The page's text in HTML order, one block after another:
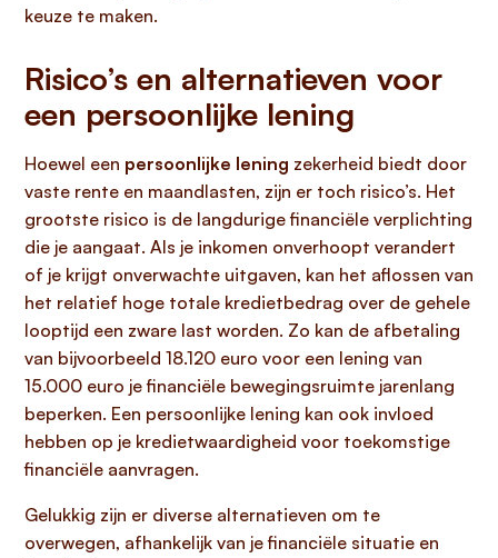
keuze te maken.
Risico’s en alternatieven voor
een persoonlijke lening
Hoewel een persoonlijke lening zekerheid biedt door
vaste rente en maandlasten, zijn er toch risico’s. Het
grootste risico is de langdurige financiële verplichting
die je aangaat. Als je inkomen onverhoopt verandert
of je krijgt onverwachte uitgaven, kan het aflossen van
het relatief hoge totale kredietbedrag over de gehele
looptijd een zware last worden. Zo kan de afbetaling
van bijvoorbeeld 18.120 euro voor een lening van
15.000 euro je financiële bewegingsruimte jarenlang
beperken. Een persoonlijke lening kan ook invloed
hebben op je kredietwaardigheid voor toekomstige
financiële aanvragen.
Gelukkig zijn er diverse alternatieven om te
overwegen, afhankelijk van je financiële situatie en